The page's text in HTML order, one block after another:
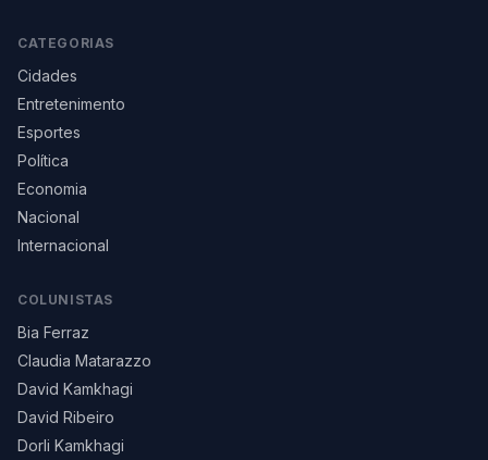
CATEGORIAS
Cidades
Entretenimento
Esportes
Política
Economia
Nacional
Internacional
COLUNISTAS
Bia Ferraz
Claudia Matarazzo
David Kamkhagi
David Ribeiro
Dorli Kamkhagi